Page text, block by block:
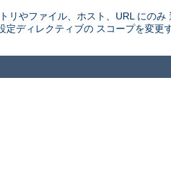
やファイル、ホスト、URL にのみ
定ディレクティブの スコープを変更